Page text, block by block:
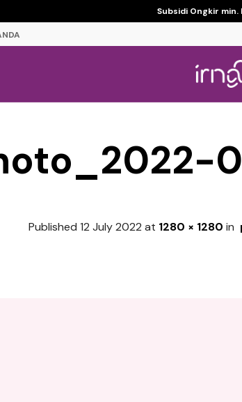
Subsidi Ongkir
Published 12 July 2022 at 1280 × 1280 in